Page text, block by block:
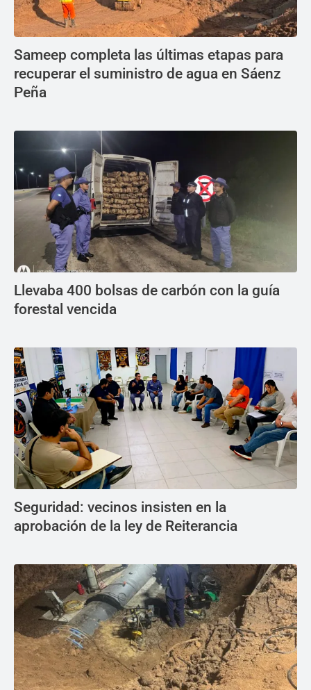
Sameep completa las últimas etapas para
recuperar el suministro de agua en Sáenz
Peña
Llevaba 400 bolsas de carbón con la guía
forestal vencida
Seguridad: vecinos insisten en la
aprobación de la ley de Reiterancia